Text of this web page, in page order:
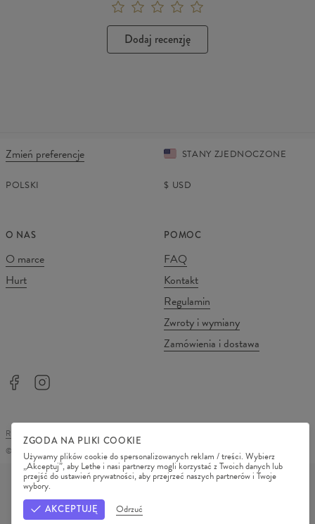
Dodaj recenzję
Zmień preferencje STANY ZJEDNOCZONE
POLSKI $ USD
O NAS
O marce
Hurt
POMOC
FAQ
Kontakt
Regulamin
Zwroty i wymiany
Zamówienia i dostawa
REGULAMIN SKLEPU
©
2026 Change Into Colours
ZGODA NA PLIKI COOKIE
Używamy plików cookie do spersonalizowanych reklam / treści. Wybierz
„Akceptuj”, aby Lethe i nasi partnerzy mogli korzystać z Twoich danych lub
przejść do ustawień prywatności, aby przejrzeć naszych partnerów i Twoje
wybory.
AKCEPTUJĘ Odrzuć
METODY PŁATNOŚCI
NASI PARTNERZY